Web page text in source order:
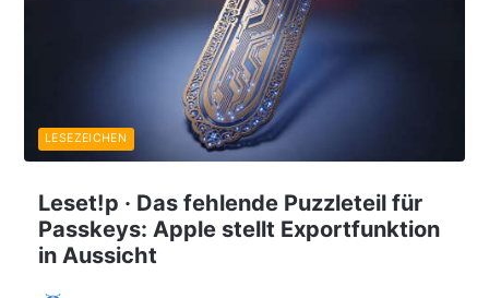
Leset!p · Das fehlende Puzzleteil für
Passkeys: Apple stellt Exportfunktion
in Aussicht
LESEZEICHEN